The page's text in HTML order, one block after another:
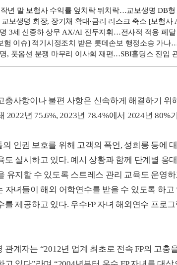
년 말 보험사 수익률 엎치락 뒤치락…교보생명 DB형 1
교보생명 회장, 장기채 확대·금리 리스크 축소 [보험
3세 신중하 상무 AX/AI 진두지휘…전사적 적용 페
험 이슈] 적기시정조치 받은 롯데손보 행정소송 가나
, 풋옵션 분쟁 마무리 이사회 재편…SBI홀딩스 진입
충사항이나 불편 사항은 신속하게 해결하기 위
2022년 75.6%, 2023년 78.4%에서 2024년
의 인권 보호를 위해 고객의 폭언, 성희롱 등에
도 실시하고 있다. 예시 상황과 함께 단계별 응
유지할 수 있도록 스트레스 관리 교육도 운영
자녀들이 해외 어학연수를 받을 수 있도록 하
를 제공하고 있다. 우수FP 자녀 해외연수 프로
관계자는 “2012년 업계 최초로 전속 FP의 고충